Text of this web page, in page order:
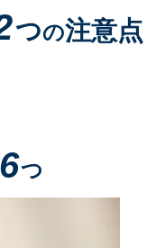
つの注意点
6つ